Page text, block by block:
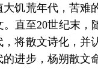
大饥荒年代，苦难
。直至20世纪末，
，将散文诗化，并
进步， 杨朔散文